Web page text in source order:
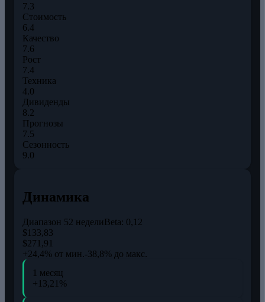
7.3
Стоимость
6.4
Качество
7.6
Рост
7.4
Техника
4.0
Дивиденды
8.2
Прогнозы
7.5
Сезонность
9.0
Динамика
Диапазон 52 неделиBeta: 0,12
$133,83
$271,91
+24,4% от мин.-38,8% до макс.
1 месяц
+13,21%